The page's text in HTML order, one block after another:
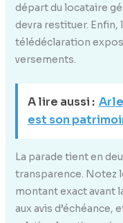
départ du locataire
devra restituer. Enfin,
télédéclaration
versements.
A lire aussi :
est son
La parade tient en
transparence. Notez
montant exact avant
aux avis d’échéance,